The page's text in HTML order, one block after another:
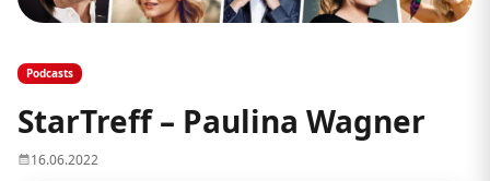
Podcasts
StarTreff – Paulina Wagner
16.06.2022